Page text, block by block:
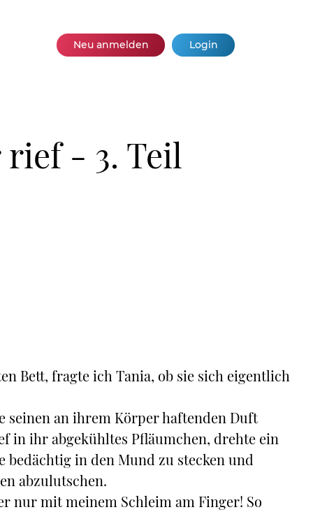
Neu anmelden Login
- 3. Teil
Bett, fragte ich Tania, ob sie sich eigentlich
seinen an ihrem Körper haftenden Duft
in ihr abgekühltes Pfläumchen, drehte ein
bedächtig in den Mund zu stecken und
abzulutschen.
nur mit meinem Schleim am Finger! So